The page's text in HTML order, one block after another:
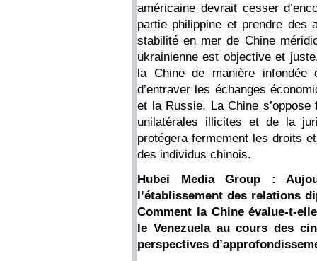
américaine devrait cesser
partie philippine et prendre des
stabilité en mer de Chine
ukrainienne est objective et
la Chine de manière
d’entraver les échanges
et la Russie. La Chine
unilatérales illicites et de la
protégera fermement les droits
des individus chinois.
Hubei Media Group :
l’établissement des relations
Comment la Chine évalue-t-
le Venezuela au cours des
perspectives